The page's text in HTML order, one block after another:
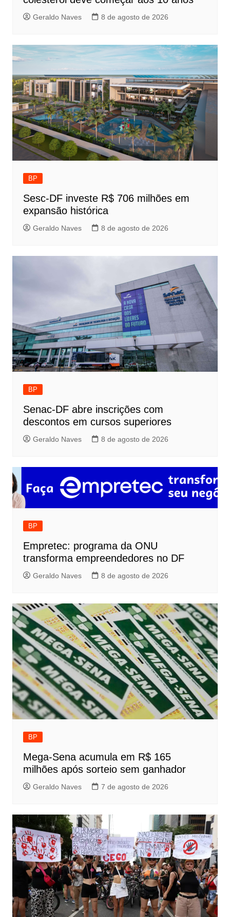
Geraldo Naves 8 de agosto de 2026
BP
Sesc-DF investe R$ 706 milhões em
expansão histórica
Geraldo Naves 8 de agosto de 2026
BP
Senac-DF abre inscrições com
descontos em cursos superiores
Geraldo Naves 8 de agosto de 2026
BP
Empretec: programa da ONU
transforma empreendedores no DF
Geraldo Naves 8 de agosto de 2026
BP
Mega-Sena acumula em R$ 165
milhões após sorteio sem ganhador
Geraldo Naves 7 de agosto de 2026